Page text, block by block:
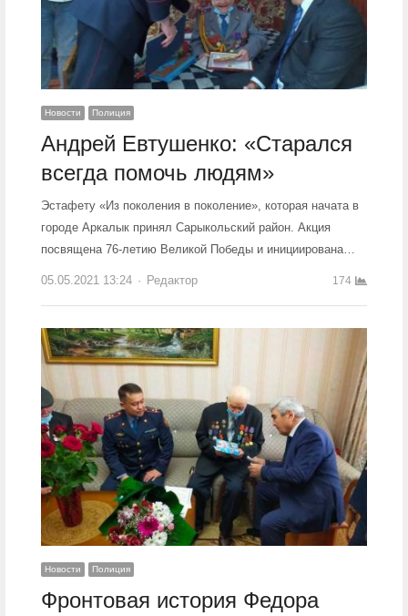
Новости Полиция
Андрей Евтушенко: «Старался
всегда помочь людям»
Эстафету «Из поколения в поколение», которая начата в
городе Аркалык принял Сарыкольский район. Акция
посвящена 76-летию Великой Победы и инициирована…
05.05.2021 13:24 Author
Редактор 174
Новости Полиция
Фронтовая история Федора